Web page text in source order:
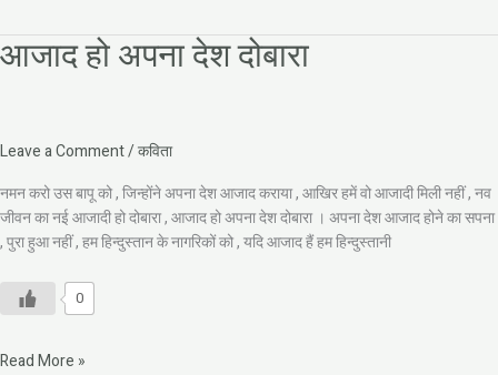
आजाद हो अपना देश दोबारा
Leave a Comment/कविता
नमन करो उस बापू को , जिन्होंने अपना देश आजाद कराया , आखिर हमें वो आजादी मिली नहीं , नव
जीवन का नई आजादी हो दोबारा , आजाद हो अपना देश दोबारा । अपना देश आजाद होने का सपना
, पुरा हुआ नहीं , हम हिन्दुस्तान के नागरिकों को , यदि आजाद हैं हम हिन्दुस्तानी
0
आजाद
हो
दोबारा
Read More »